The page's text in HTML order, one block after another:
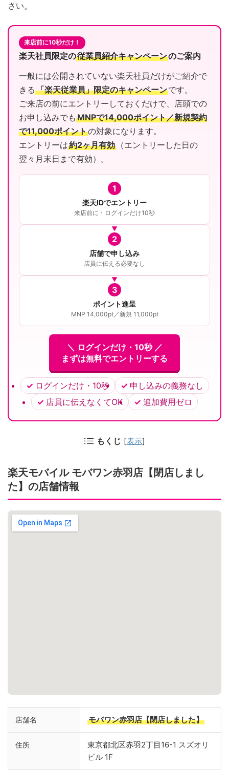
さい。
来店前に10秒だけ！
楽天社員限定の従業員紹介キャンペーンのご案内
一般には公開されていない楽天社員だけがご紹介で
きる 「楽天従業員」限定のキャンペーンです。
ご来店の前にエントリーしておくだけで、店頭での
お申し込みでも MNPで14,000ポイント／新規契約
で11,000ポイントの対象になります。
エントリーは約2ヶ月有効 （エントリーした日の
翌々月末日まで有効）。
1
楽天IDでエントリー
来店前に・ログインだけ10秒
2
店舗で申し込み
店員に伝える必要なし
3
ポイント進呈
MNP 14,000pt／新規 11,000pt
＼ ログインだけ・10秒 ／
まずは無料でエントリーする
ログインだけ・10秒
申し込みの義務なし
店員に伝えなくてOK
追加費用ゼロ
もくじ [表示]
楽天モバイル モバワン赤羽店【閉店しまし
た】の店舗情報
店舗名 モバワン赤羽店【閉店しました】
住所
東京都北区赤羽2丁目16-1 スズオリ
ビル 1F